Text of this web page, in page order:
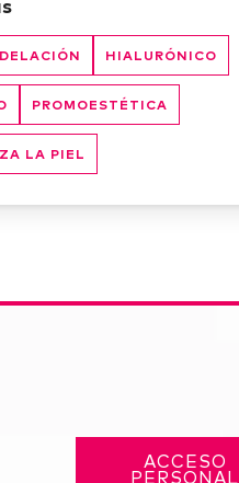
HIALURÓNICO
PROMOESTÉTICA
LA PIEL
ACCESO
PERSONAL